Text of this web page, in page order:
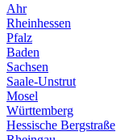
Ahr
Rheinhessen
Pfalz
Baden
Sachsen
Saale-Unstrut
Mosel
Württemberg
Hessische Bergstraße